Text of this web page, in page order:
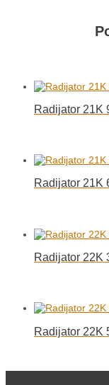
Radijator 21K
Radijator 21K
Radijator 22K
Radijator 22K